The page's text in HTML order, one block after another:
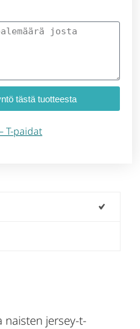
tästä tuotteesta
T-paidat
naisten jersey-t-